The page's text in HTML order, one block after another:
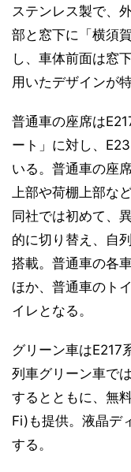
ステンレス製で、
部と窓下に「横須
し、車体前面は窓
用いたデザインが
普通車の座席は
ート」に対し、
いる。普通車の座
上部や荷棚上部な
同社では初めて、
的に切り替え、自
搭載。普通車の各
ほか、普通車のト
イレとなる。
グリーン車はE217
列車グリーン車で
するとともに、無
Fi)も提供。液晶デ
する。